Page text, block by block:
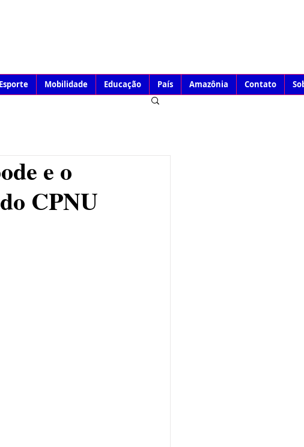
Esporte Mobilidade Educação País Amazônia Contato
e o
CPNU